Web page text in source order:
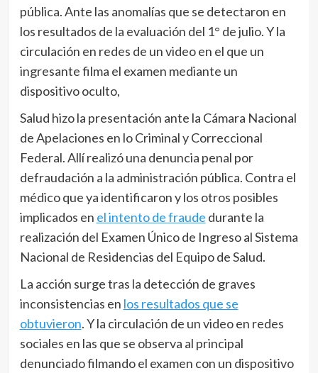
pública. Ante las anomalías que se detectaron en
los resultados de la evaluación del 1° de julio. Y la
circulación en redes de un video en el que un
ingresante filma el examen mediante un
dispositivo oculto,
Salud hizo la presentación ante la Cámara Nacional
de Apelaciones en lo Criminal y Correccional
Federal. Allí realizó una denuncia penal por
defraudación a la administración pública. Contra el
médico que ya identificaron y los otros posibles
implicados en el intento de fraude durante la
realización del Examen Único de Ingreso al Sistema
Nacional de Residencias del Equipo de Salud.
La acción surge tras la detección de graves
inconsistencias en los resultados que se
obtuvieron. Y la circulación de un video en redes
sociales en las que se observa al principal
denunciado filmando el examen con un dispositivo